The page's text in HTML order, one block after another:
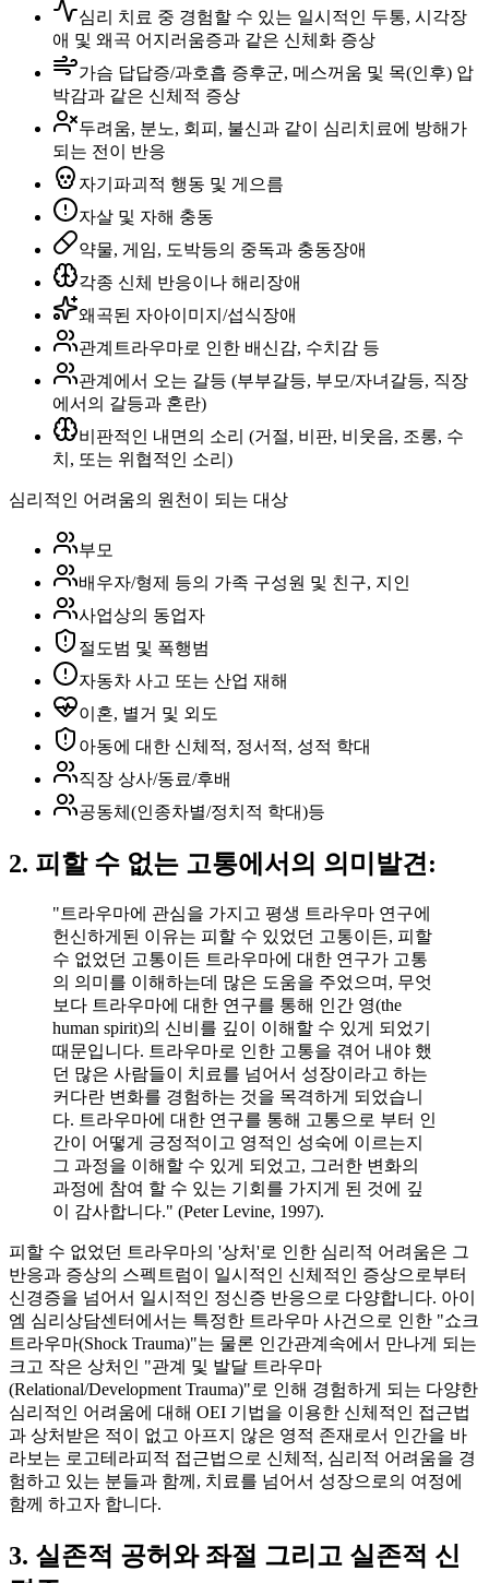
심리 치료 중 경험할 수 있는 일시적인 두통, 시각장
애 및 왜곡 어지러움증과 같은 신체화 증상
가슴 답답증/과호흡 증후군, 메스꺼움 및 목(인후) 압
박감과 같은 신체적 증상
두려움, 분노, 회피, 불신과 같이 심리치료에 방해가
되는 전이 반응
자기파괴적 행동 및 게으름
자살 및 자해 충동
약물, 게임, 도박등의 중독과 충동장애
각종 신체 반응이나 해리장애
왜곡된 자아이미지/섭식장애
관계트라우마로 인한 배신감, 수치감 등
관계에서 오는 갈등 (부부갈등, 부모/자녀갈등, 직장
에서의 갈등과 혼란)
비판적인 내면의 소리 (거절, 비판, 비웃음, 조롱, 수
치, 또는 위협적인 소리)
심리적인 어려움의 원천이 되는 대상
부모
배우자/형제 등의 가족 구성원 및 친구, 지인
사업상의 동업자
절도범 및 폭행범
자동차 사고 또는 산업 재해
이혼, 별거 및 외도
아동에 대한 신체적, 정서적, 성적 학대
직장 상사/동료/후배
공동체(인종차별/정치적 학대)등
2. 피할 수 없는 고통에서의 의미발견:
"트라우마에 관심을 가지고 평생 트라우마 연구에
헌신하게된 이유는 피할 수 있었던 고통이든, 피할
수 없었던 고통이든 트라우마에 대한 연구가 고통
의 의미를 이해하는데 많은 도움을 주었으며, 무엇
보다 트라우마에 대한 연구를 통해 인간 영(the
human spirit)의 신비를 깊이 이해할 수 있게 되었기
때문입니다. 트라우마로 인한 고통을 겪어 내야 했
던 많은 사람들이 치료를 넘어서 성장이라고 하는
커다란 변화를 경험하는 것을 목격하게 되었습니
다. 트라우마에 대한 연구를 통해 고통으로 부터 인
간이 어떻게 긍정적이고 영적인 성숙에 이르는지
그 과정을 이해할 수 있게 되었고, 그러한 변화의
과정에 참여 할 수 있는 기회를 가지게 된 것에 깊
이 감사합니다." (Peter Levine, 1997).
피할 수 없었던 트라우마의 '상처'로 인한 심리적 어려움은 그
반응과 증상의 스펙트럼이 일시적인 신체적인 증상으로부터
신경증을 넘어서 일시적인 정신증 반응으로 다양합니다. 아이
엠 심리상담센터에서는 특정한 트라우마 사건으로 인한 "쇼크
트라우마(Shock Trauma)"는 물론 인간관계속에서 만나게 되는
크고 작은 상처인 "관계 및 발달 트라우마
(Relational/Development Trauma)"로 인해 경험하게 되는 다양한
심리적인 어려움에 대해 OEI 기법을 이용한 신체적인 접근법
과 상처받은 적이 없고 아프지 않은 영적 존재로서 인간을 바
라보는 로고테라피적 접근법으로 신체적, 심리적 어려움을 경
험하고 있는 분들과 함께, 치료를 넘어서 성장으로의 여정에
함께 하고자 합니다.
3. 실존적 공허와 좌절 그리고 실존적 신